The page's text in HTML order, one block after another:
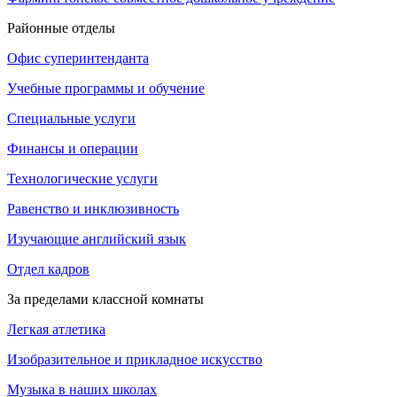
Районные отделы
Офис суперинтенданта
Учебные программы и обучение
Специальные услуги
Финансы и операции
Технологические услуги
Равенство и инклюзивность
Изучающие английский язык
Отдел кадров
За пределами классной комнаты
Легкая атлетика
Изобразительное и прикладное искусство
Музыка в наших школах